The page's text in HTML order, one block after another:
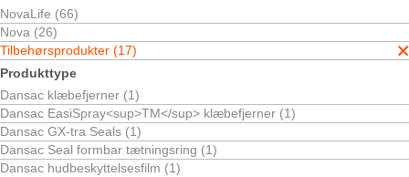
NovaLife (66)
Nova (26)
Tilbehørsprodukter (17)
Produkttype
Dansac klæbefjerner (1)
Dansac EasiSpray<sup>TM</sup> klæbefjerner (1)
Dansac GX-tra Seals (1)
Dansac Seal formbar tætningsring (1)
Dansac hudbeskyttelsesfilm (1)
Sortér efter: